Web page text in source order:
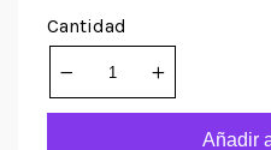
Cantidad
Añadir